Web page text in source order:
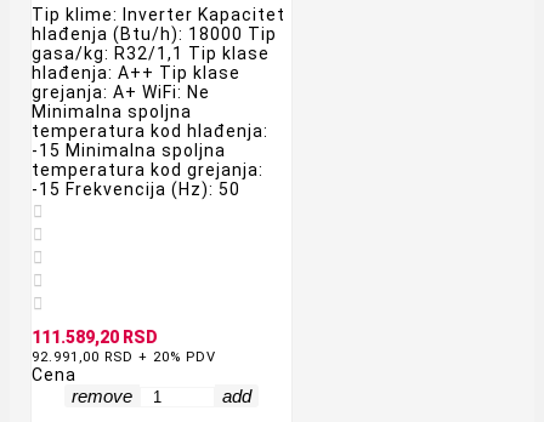
Tip klime: Inverter Kapacitet
hlađenja (Btu/h): 18000 Tip
gasa/kg: R32/1,1 Tip klase
hlađenja: A++ Tip klase
grejanja: A+ WiFi: Ne
Minimalna spoljna
temperatura kod hlađenja:
-15 Minimalna spoljna
temperatura kod grejanja:
-15 Frekvencija (Hz): 50





111.589,20 RSD
92.991,00 RSD + 20% PDV
Cena
remove add